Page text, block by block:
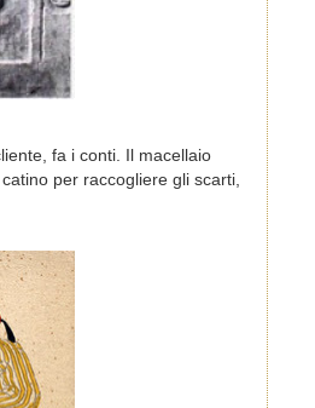
fa i conti. Il macellaio
per raccogliere gli scarti,